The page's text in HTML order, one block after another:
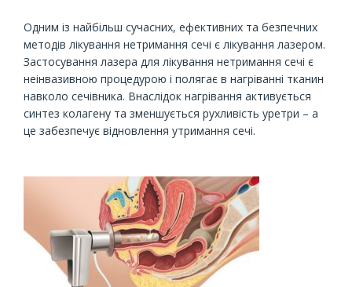
Одним із найбільш сучасних, ефективних та безпечних
методів лікування нетримання сечі є лікування лазером.
Застосування лазера для лікування нетримання сечі є
неінвазивною процедурою і полягає в нагріванні тканин
навколо сечівника. Внаслідок нагрівання активується
синтез колагену та зменшується рухливість уретри – а
це забезпечує відновлення утримання сечі.